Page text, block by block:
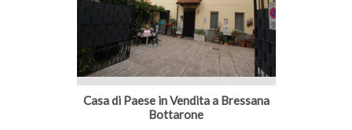
Casa di Paese in Vendita a Bressana
Bottarone